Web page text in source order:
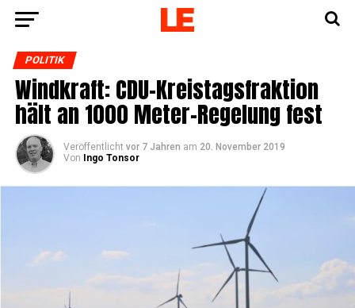
POLITIK
Wind­kraft: CDU-Kreis­tags­frak­ti­on
hält an 1000 Meter-Rege­lung fest
Veröffentlicht vor 7 Jahren am 20. November 2019
Von
Ingo Tonsor